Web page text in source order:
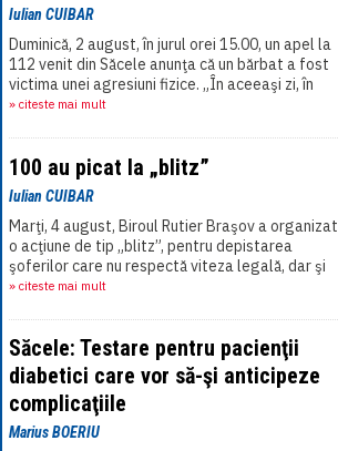
Iulian CUIBAR
Duminică, 2 august, în jurul orei 15.00, un apel la
112 venit din Săcele anunţa că un bărbat a fost
victima unei agresiuni fizice. „În aceeaşi zi, în
timp ce persoana vătămată,[...]
» citeste mai mult
100 au picat la „blitz”
Iulian CUIBAR
Marţi, 4 august, Biroul Rutier Braşov a organizat
o acţiune de tip „blitz”, pentru depistarea
şoferilor care nu respectă viteza legală, dar şi
pentru „menţinerea unui climat[...]
» citeste mai mult
Săcele: Testare pentru pacienţii
diabetici care vor să-şi anticipeze
complicaţiile
Marius BOERIU